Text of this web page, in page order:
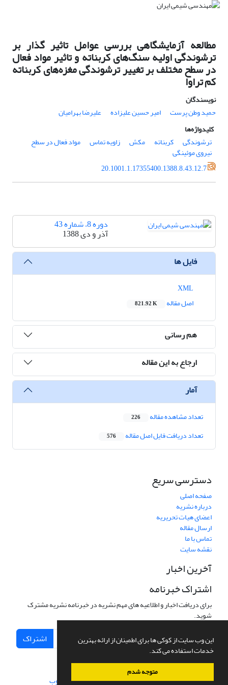
این وب سایت از کوکی ها برای اطمینان از ارائه بهترین
خدمات استفاده می کند.
متوجه شدم
مطالعه آزمایشگاهی بررسی عوامل تاثیر گذار بر
ترشوندگی اولیه سنگ‌های کربناته و تاثیر مواد فعال
در سطح مختلف بر تغییر ترشوندگی مغزه‌های کربناته
کم تراوا
نویسندگان
حمید وطن پرست
امیر حسین علیزاده
علیرضا بهرامیان
کلیدواژه‌ها
ترشوندگی
کربناته مکش زاویه تماس مواد فعال در سطح
نیروی موئینگی
20.1001.1.17355400.1388.8.43.12.7
دوره 8، شماره 43
آذر و دی 1388
فایل ها
اصل مقاله
821.92 K
هم رسانی
ارجاع به این مقاله
آمار
تعداد مشاهده مقاله 226
تعداد دریافت فایل اصل مقاله 576
دسترسی سریع
صفحه اصلی
درباره نشریه
اعضای هیات تحریریه
ارسال مقاله
تماس با ما
نقشه سایت
آخرین اخبار
اشتراک خبرنامه
برای دریافت اخبار و اطلاعیه های مهم نشریه در خبرنامه نشریه مشترک
شوید.
اشتراک
سامانه مدیریت نشریات علمی.طراحی و پیاده سازی از سیناوب